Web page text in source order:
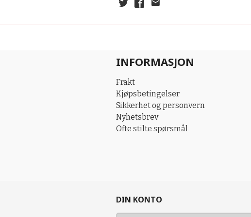
INFORMASJON
Frakt
Kjøpsbetingelser
Sikkerhet og personvern
Nyhetsbrev
Ofte stilte spørsmål
DIN KONTO